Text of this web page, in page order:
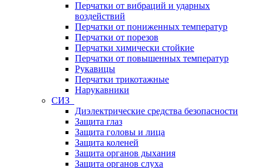
Перчатки от вибраций и ударных
воздействий
Перчатки от пониженных температур
Перчатки от порезов
Перчатки химически стойкие
Перчатки от повышенных температур
Рукавицы
Перчатки трикотажные
Нарукавники
СИЗ
Диэлектрические средства безопасности
Защита глаз
Защита головы и лица
Защита коленей
Защита органов дыхания
Защита органов слуха